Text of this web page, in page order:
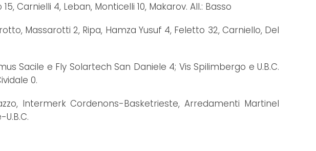
Carnielli 4, Leban, Monticelli 10, Makarov. All.: Basso
Massarotti 2, Ripa, Hamza Yusuf 4, Feletto 32, Carniello, Del
Sacile e Fly Solartech San Daniele 4; Vis Spilimbergo e U.B.C.
0.
Intermerk Cordenons-Basketrieste, Arredamenti Martinel